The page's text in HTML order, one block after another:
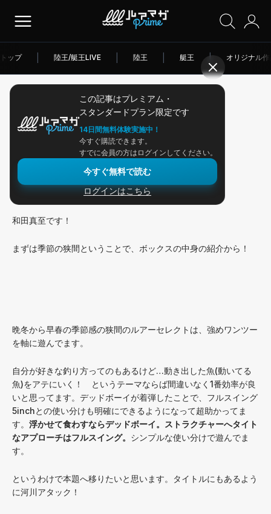
トップ 陸王/艇王LIVE 陸王 艇王 | オリジナル
この記事はプレミアム・
スタンダードプラン限定です
14日間無料体験実施中！
今すぐ購読できます。
すでに会員の方はログインしてください。
今すぐ無料で読む
ログインはこちら
アングラー連載
季節の狭間の岡山河川アタック
和田真至です！
⁡まずは季節の狭間ということで、ボックスの中身の紹介から！
⁡晩冬から早春の季節感の狭間のルアーセレクトは、強めワンツー
を軸に遊んでます。
自分が好きな釣り方ってのもあるけど…動き出した魚(動いてる
魚)をアテにいく！ というテーマならば間違いなく1番効率が良
いと思ってます。デッドボーイが着弾したことで、フルスイング
5inchとの使い分けも明確にできるようになって超助かってま
す。 浮かせて食わすならデッドボーイ。
ストラクチャーへタイト
なアプローチはフルスイング。 シンプルな使い分けで遊んでま
す。
⁡というわけで本題へ移りたいと思います。タイトルにもあるよう
に河川アタック！